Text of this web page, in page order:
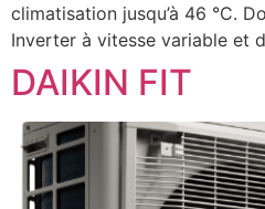
climatisation jusqu’à 46 °C.
Inverter à vitesse variable et
DAIKIN FIT